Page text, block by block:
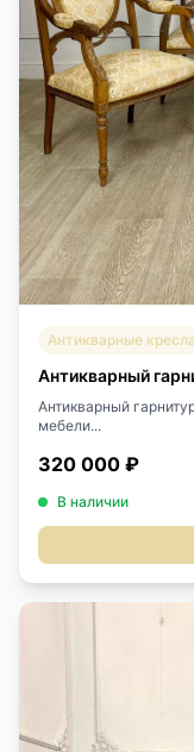
Антикварные кресла
Антикварный
Антикварный
мебели...
320 000 ₽
В наличии